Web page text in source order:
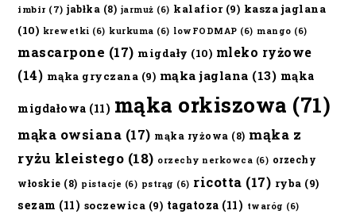
imbir (7) jabłka (8) jarmuż (6) kalafior(9) kasza jaglana
(10) krewetki (6) kurkuma (6) lowFODMAP (6) mango (6)
mascarpone (17) migdały (10) mleko ryżowe
(14) mąka gryczana (9) mąka jaglana (13) mąka
migdałowa (11) mąka orkiszowa (71)
mąka owsiana (17) mąka ryżowa (8) mąka z
ryżu kleistego (18) orzechy nerkowca (6) orzechy
włoskie (8) pistacje (6) pstrąg (6) ricotta (17) ryba (9)
sezam (11) soczewica (9) tagatoza (11) twaróg (6)